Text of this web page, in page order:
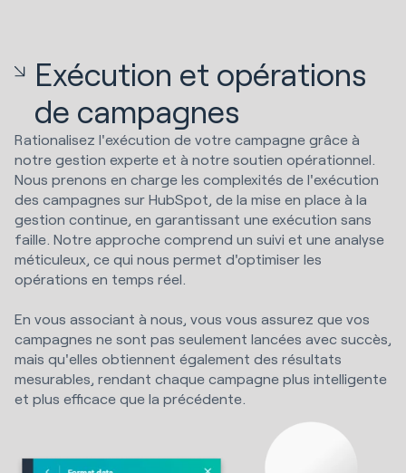
Exécution et opérations
de campagnes
Rationalisez l'exécution de votre campagne grâce à
notre gestion experte et à notre soutien opérationnel.
Nous prenons en charge les complexités de l'exécution
des campagnes sur HubSpot, de la mise en place à la
gestion continue, en garantissant une exécution sans
faille. Notre approche comprend un suivi et une analyse
méticuleux, ce qui nous permet d'optimiser les
opérations en temps réel.
En vous associant à nous, vous vous assurez que vos
campagnes ne sont pas seulement lancées avec succès,
mais qu'elles obtiennent également des résultats
mesurables, rendant chaque campagne plus intelligente
et plus efficace que la précédente.